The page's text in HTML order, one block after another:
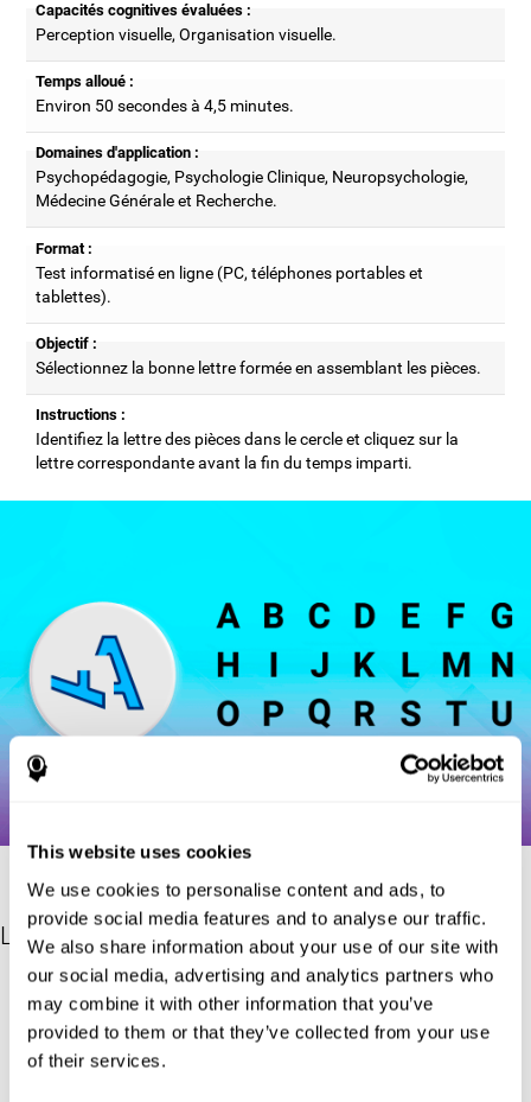
This website uses cookies
We use cookies to personalise content and ads, to
provide social media features and to analyse our traffic.
We also share information about your use of our site with
our social media, advertising and analytics partners who
may combine it with other information that you’ve
provided to them or that they’ve collected from your use
of their services.
Capacités cognitives évaluées :
Perception visuelle, Organisation visuelle.
Temps alloué :
Environ 50 secondes à 4,5 minutes.
Domaines d'application :
Psychopédagogie, Psychologie Clinique, Neuropsychologie,
Médecine Générale et Recherche.
Format :
Test informatisé en ligne (PC, téléphones portables et
tablettes).
Objectif :
Sélectionnez la bonne lettre formée en assemblant les pièces.
Instructions :
Identifiez la lettre des pièces dans le cercle et cliquez sur la
lettre correspondante avant la fin du temps imparti.
Les références
Hooper, H. E. (1983). Hooper Visual Organization Test Manual.
Los Angeles, CA: Western Psychological Services.
Merten, T. (2004). A Short Version of the Hooper Visual
Organization Test: Reliability and Validity. Applied